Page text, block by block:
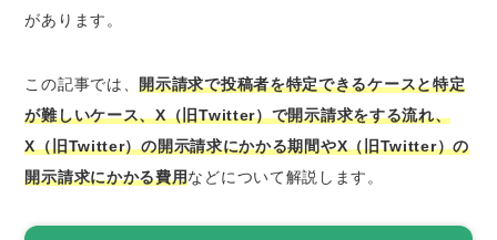
X（旧Twitter）の開示請求は弁護士に相談・依
開示請求が認められるかどうか的確に判断し
てくれるから
投稿者特定の手続きを迅速に進めてくれるか
ら
があります。
この記事では、開示請求で投稿者を特定できるケースと特定
が難しいケース、X（旧Twitter）で開示請求をする流れ、
X（旧Twitter）の開示請求にかかる期間やX（旧Twitter）の
開示請求にかかる費用などについて解説します。